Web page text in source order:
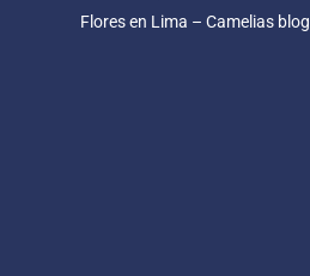
Flores en Lima – Camelias blog